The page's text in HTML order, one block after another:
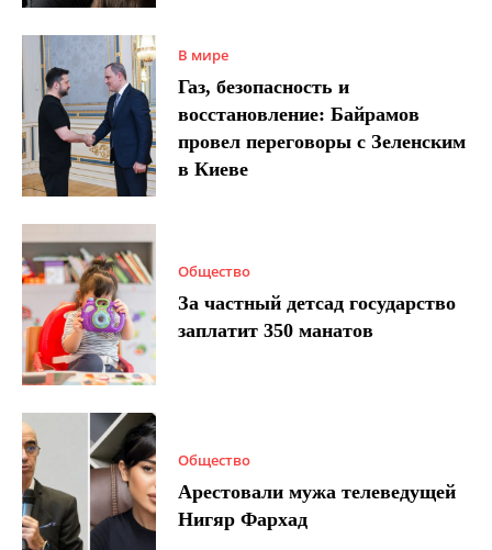
В мире
Газ, безопасность и
восстановление: Байрамов
провел переговоры с Зеленским
в Киеве
Общество
За частный детсад государство
заплатит 350 манатов
Общество
Арестовали мужа телеведущей
Нигяр Фархад